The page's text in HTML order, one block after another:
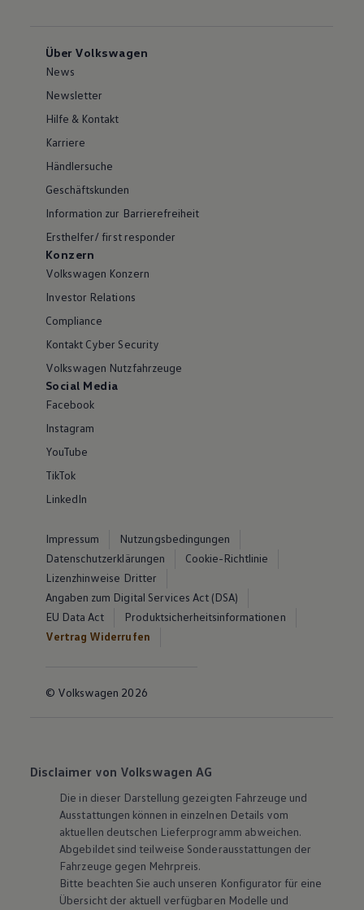
Über Volkswagen
News
Newsletter
Hilfe & Kontakt
Karriere
Händlersuche
Geschäftskunden
Information zur Barrierefreiheit
Ersthelfer/ first responder
Konzern
Volkswagen Konzern
Investor Relations
Compliance
Kontakt Cyber Security
Volkswagen Nutzfahrzeuge
Social Media
Facebook
Instagram
YouTube
TikTok
LinkedIn
Impressum
Nutzungsbedingungen
Datenschutzerklärungen
Cookie-Richtlinie
Lizenzhinweise Dritter
Angaben zum Digital Services Act (DSA)
EU Data Act
Produktsicherheitsinformationen
Vertrag Widerrufen
© Volkswagen 2026
Disclaimer von Volkswagen AG
Die in dieser Darstellung gezeigten Fahrzeuge und
Ausstattungen können in einzelnen Details vom
aktuellen deutschen Lieferprogramm abweichen.
Abgebildet sind teilweise Sonderausstattungen der
Fahrzeuge gegen Mehrpreis.
Bitte beachten Sie auch unseren Konfigurator für eine
Übersicht der aktuell verfügbaren Modelle und